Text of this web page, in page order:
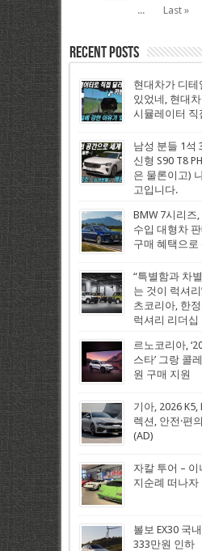
...
Last »
Recent Posts
현대차가 디
있었네, 현대
시뮬레이터 직
남성 분들 1석
신형 S90 T8
은 물론이고)
고입니다.
BMW 7시리즈
수입 대형차
구매 혜택으
“특별함과 차
는 것이 럭셔
츠코리아, 한
럭셔리 리더십
르노코리아,
스타’ 그랑 콜
원 구매 지원
기아, 2026 K5,
렉션, 안전·편
(AD)
자칼 투어 – 이
지순례 떠나자
볼보 EX30 국
333만원 인하